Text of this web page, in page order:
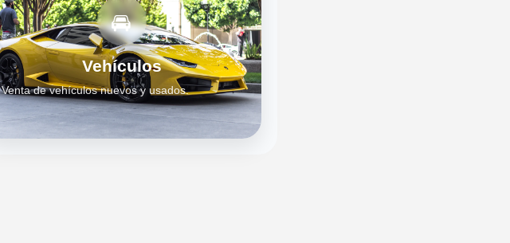
🚘
Vehículos
Venta de vehículos nuevos y usados.